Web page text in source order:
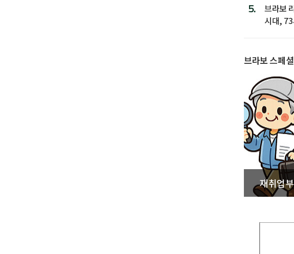
5.
브라보
시대, 73
브라보 스페셜
재취업